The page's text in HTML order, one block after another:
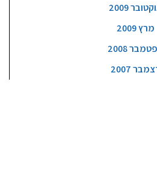
2009
מרץ 2009
2008
2007